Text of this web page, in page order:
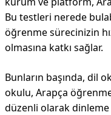
Bu testleri nerede
öğrenme sürecinizin
olmasına katkı sağlar.
Bunların başında, dil
okulu, Arapça
düzenli olarak